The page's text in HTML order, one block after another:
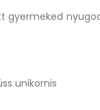
gyermeked
unikornis